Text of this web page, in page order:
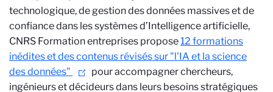
technologique, de gestion des données massives et de
confiance dans les systèmes d’Intelligence artificielle,
CNRS Formation entreprises propose12 formations
inédites et des contenus révisés sur "l'IA et la science
des données"
pour accompagner chercheurs,
ingénieurs et décideurs dans leurs besoins stratégiques